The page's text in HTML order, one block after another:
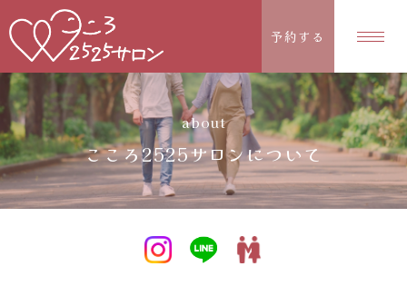
予約する
about
こころ2525サロンについて